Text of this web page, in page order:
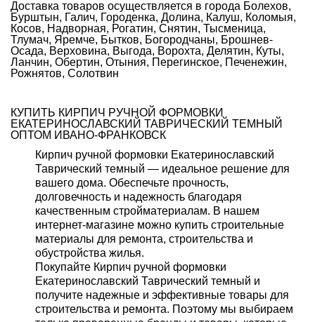
Доставка товаров осуществляется в города Болехов,
Бурштын, Галич, Городенка, Долина, Калуш, Коломыя,
Косов, Надворная, Рогатин, Снятин, Тысменица,
Тлумач, Яремче, Бытков, Богородчаны, Брошнев-
Осада, Верховина, Выгода, Ворохта, Делятин, Куты,
Ланчин, Обертин, Отыния, Перегинское, Печенежин,
Рожнятов, Солотвин
КУПИТЬ КИРПИЧ РУЧНОЙ ФОРМОВКИ
ЕКАТЕРИНОСЛАВСКИЙ ТАВРИЧЕСКИЙ ТЕМНЫЙ
ОПТОМ ИВАНО-ФРАНКОВСК
Кирпич ручной формовки Екатеринославский
Таврический темный — идеальное решение для
вашего дома. Обеспечьте прочность,
долговечность и надежность благодаря
качественным стройматериалам. В нашем
интернет-магазине можно купить строительные
материалы для ремонта, строительства и
обустройства жилья.
Покупайте Кирпич ручной формовки
Екатеринославский Таврический темный и
получите надежные и эффективные товары для
строительства и ремонта. Поэтому мы выбираем